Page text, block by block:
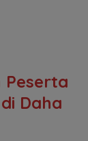
Peserta
Daha